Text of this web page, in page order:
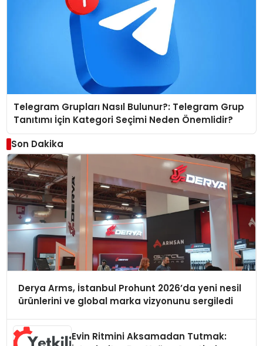
Telegram Grupları Nasıl Bulunur?: Telegram Grup
Tanıtımı İçin Kategori Seçimi Neden Önemlidir?
Son Dakika
Derya Arms, İstanbul Prohunt 2026’da yeni nesil
ürünlerini ve global marka vizyonunu sergiledi
Evin Ritmini Aksamadan Tutmak: